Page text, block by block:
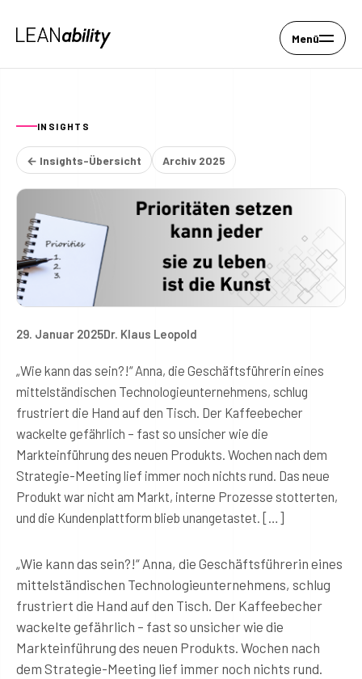
Menü
INSIGHTS
← Insights-Übersicht Archiv 2025
29. Januar 2025Dr. Klaus Leopold
„Wie kann das sein?!“ Anna, die Geschäftsführerin eines
mittelständischen Technologieunternehmens, schlug
frustriert die Hand auf den Tisch. Der Kaffeebecher
wackelte gefährlich – fast so unsicher wie die
Markteinführung des neuen Produkts. Wochen nach dem
Strategie-Meeting lief immer noch nichts rund. Das neue
Produkt war nicht am Markt, interne Prozesse stotterten,
und die Kundenplattform blieb unangetastet. […]
„Wie kann das sein?!“ Anna, die Geschäftsführerin eines
mittelständischen Technologieunternehmens, schlug
frustriert die Hand auf den Tisch. Der Kaffeebecher
wackelte gefährlich – fast so unsicher wie die
Markteinführung des neuen Produkts. Wochen nach
dem Strategie-Meeting lief immer noch nichts rund.